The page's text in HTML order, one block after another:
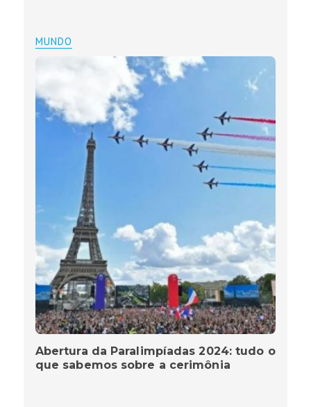
MUNDO
Abertura da Paralimpíadas 2024: tudo o
que sabemos sobre a cerimônia